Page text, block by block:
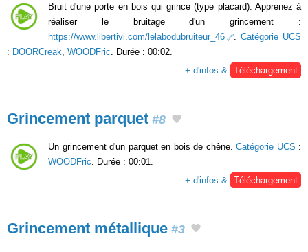
Bruit d'une porte en bois qui grince (type placard). Apprenez à
réaliser le bruitage d'un grincement :
https://www.libertivi.com/lelabodubruiteur_46
. Catégorie UCS
: DOORCreak WOODFric . Durée : 00:02.
+ d'infos &
Téléchargement
Grincement parquet #8
Un grincement d'un parquet en bois de chêne. Catégorie UCS :
WOODFric . Durée : 00:01.
+ d'infos &
Téléchargement
Grincement métallique #3